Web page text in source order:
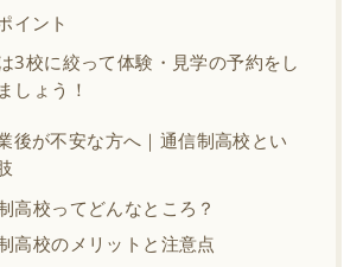
イント
3校に絞って体験・見学の予約をし
しょう！
後が不安な方へ｜通信制高校とい
高校ってどんなところ？
高校のメリットと注意点